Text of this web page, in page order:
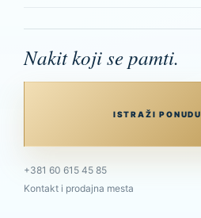
Nakit koji se pamti.
ISTRAŽI PONUDU
+381 60 615 45 85
Kontakt i prodajna mesta